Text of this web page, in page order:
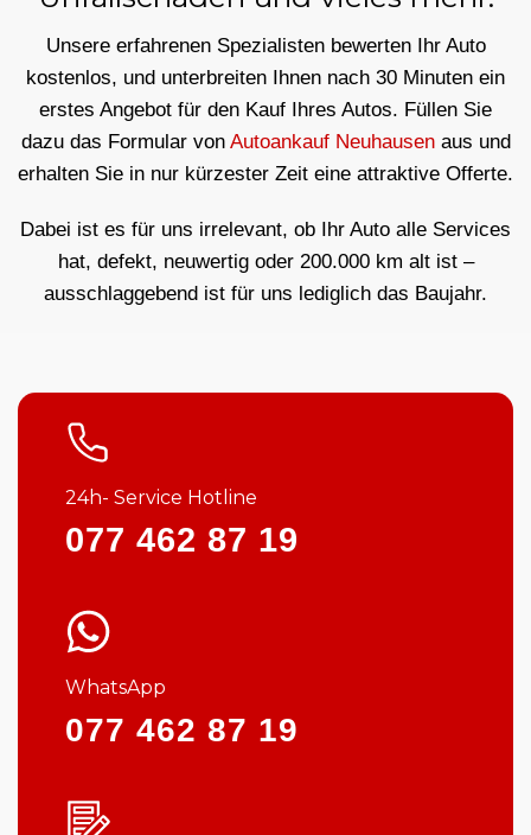
Unsere erfahrenen Spezialisten bewerten Ihr Auto
kostenlos, und unterbreiten Ihnen nach 30 Minuten ein
erstes Angebot für den Kauf Ihres Autos. Füllen Sie
dazu das Formular von Autoankauf Neuhausenaus und
erhalten Sie in nur kürzester Zeit eine attraktive Offerte.
Dabei ist es für uns irrelevant, ob Ihr Auto alle Services
hat, defekt, neuwertig oder 200.000 km alt ist –
ausschlaggebend ist für uns lediglich das Baujahr.
24h- Service Hotline
077 462 87 19
WhatsApp
077 462 87 19